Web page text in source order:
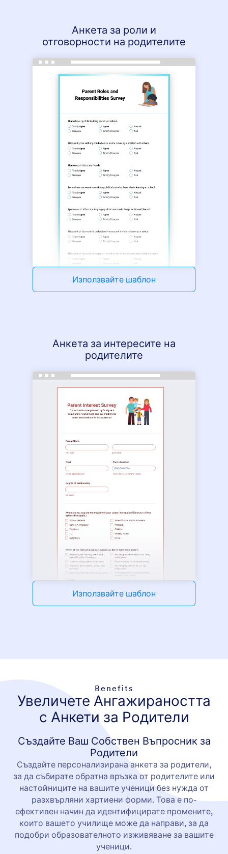
Анкета за роли и
отговорности на родителите
Използвайте шаблон
Анкета за интересите на
родителите
Използвайте шаблон
Benefits
Увеличете Ангажираността
с Анкети за Родители
Създайте Ваш Собствен Въпросник за
Родители
Създайте персонализирана анкета за родители,
за да събирате обратна връзка от родителите или
настойниците на вашите ученици без нужда от
разхвърляни хартиени форми. Това е по-
ефективен начин да идентифицирате промените,
които вашето училище може да направи, за да
подобри образователното изживяване за вашите
ученици.